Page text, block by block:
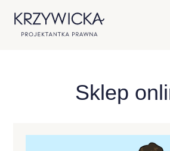
Sklep